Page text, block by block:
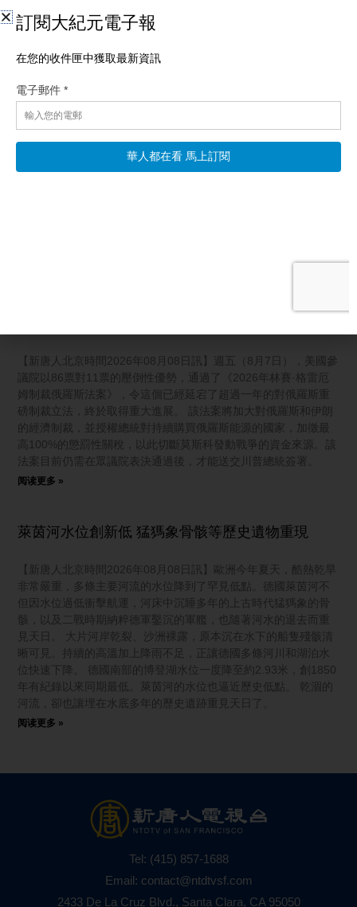
【新聞第一線】「還要打！」川普會議突離場 美10
軍機急升空
【新唐人北京時間2026年08月08日訊】今日焦點：美軍機集結霍
【新唐人北京時間2026年08月08日訊】週五（8月7日），美國參
議院以86票對11票的壓倒性優勢，通過了《2026年林賽·格雷厄
姆制裁俄羅斯法案》，令這個已經延宕了超過一年的對俄羅斯重
磅制裁立法，終於取得重大進展。 該法案將加大對俄羅斯和伊朗
的經濟制裁，並授權總統對持續購買俄羅斯能源的國家，加徵最
高100%的懲罰性關稅，以此切斷莫斯科發動戰爭的資金來源。該
法案目前仍需在眾議院表決通過後，才能送交川普總統簽署。
阅读更多 »
萊茵河水位創新低 猛獁象骨骸等歷史遺物重現
【新唐人北京時間2026年08月08日訊】歐洲今年夏天，酷熱乾旱
非常嚴重，多條主要河流的水位降到了罕見低點。德國萊茵河不
但因水位過低衝擊航運，河床中沉睡多年的上古時代猛獁象的骨
骸，以及二戰時期納粹德軍鑿沉的軍艦，也隨著河水的退去而重
見天日。 大片河岸乾裂、沙洲裸露，原本沉在水下的船隻殘骸清
晰可見。持續的高溫加上降雨不足，正讓德國多條河川和湖泊水
位快速下降。 德國南部的博登湖水位一度降至約2.93米，創1850
年有紀錄以來同期最低。萊茵河的水位也逼近歷史低點。 乾涸的
河流，卻也讓埋在水底多年的歷史遺跡重見天日了。
阅读更多 »
Tel: (415) 857-1688
Email: contact@ntdtvsf.com
2433 De La Cruz Blvd., Santa Clara, CA 95050